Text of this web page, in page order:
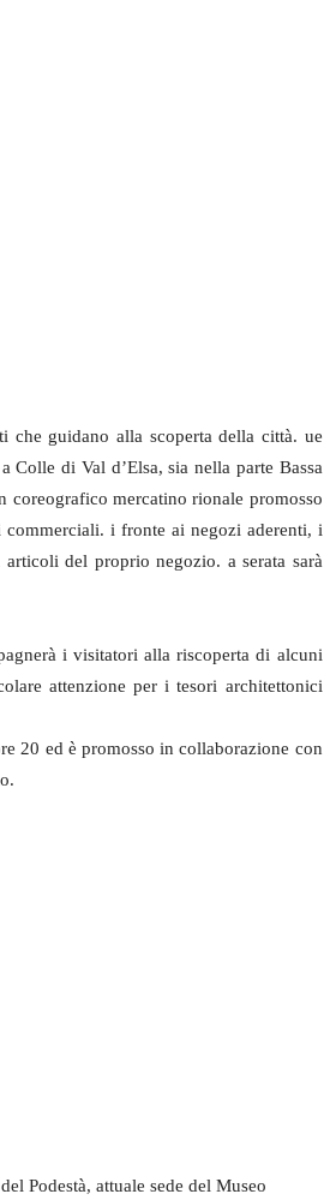
guidano alla scoperta della città. ue
di Val d’Elsa, sia nella parte Bassa
mercatino rionale promosso
i fronte ai negozi aderenti, i
del proprio negozio. a serata sarà
i visitatori alla riscoperta di alcuni
attenzione per i tesori architettonici
20 ed è promosso in collaborazione con
Podestà, attuale sede del Museo